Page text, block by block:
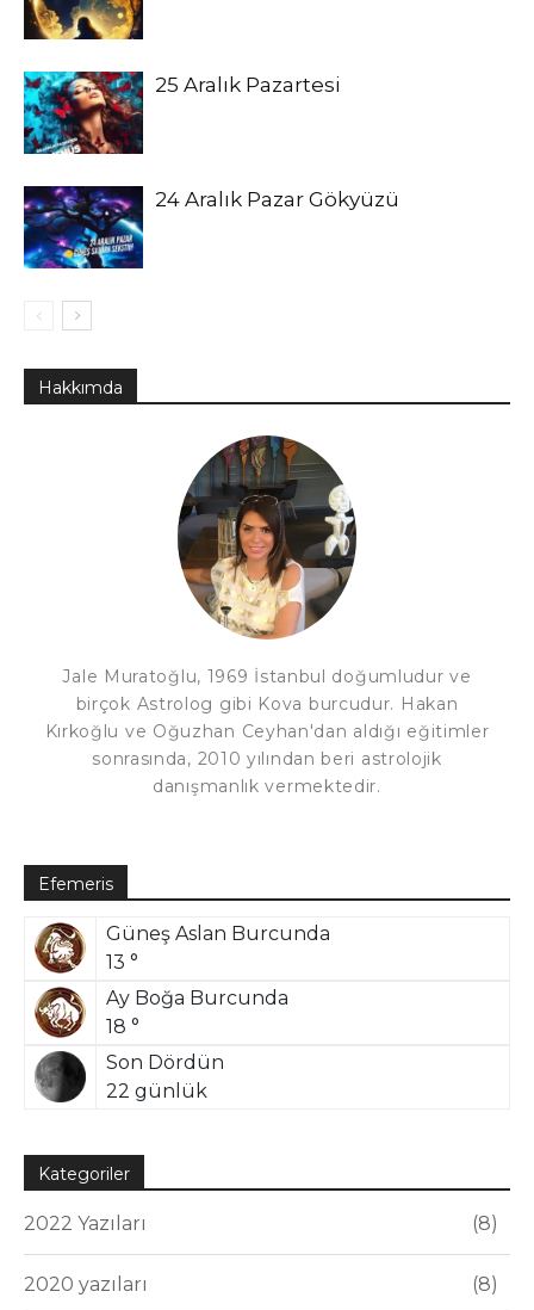
25 Aralık Pazartesi
24 Aralık Pazar Gökyüzü
Hakkımda
Jale Muratoğlu, 1969 İstanbul doğumludur ve
birçok Astrolog gibi Kova burcudur. Hakan
Kırkoğlu ve Oğuzhan Ceyhan'dan aldığı eğitimler
sonrasında, 2010 yılından beri astrolojik
danışmanlık vermektedir.
Efemeris
Güneş Aslan Burcunda
13 °
Ay Boğa Burcunda
18 °
Son Dördün
22 günlük
Kategoriler
2022 Yazıları 8
2020 yazıları 8